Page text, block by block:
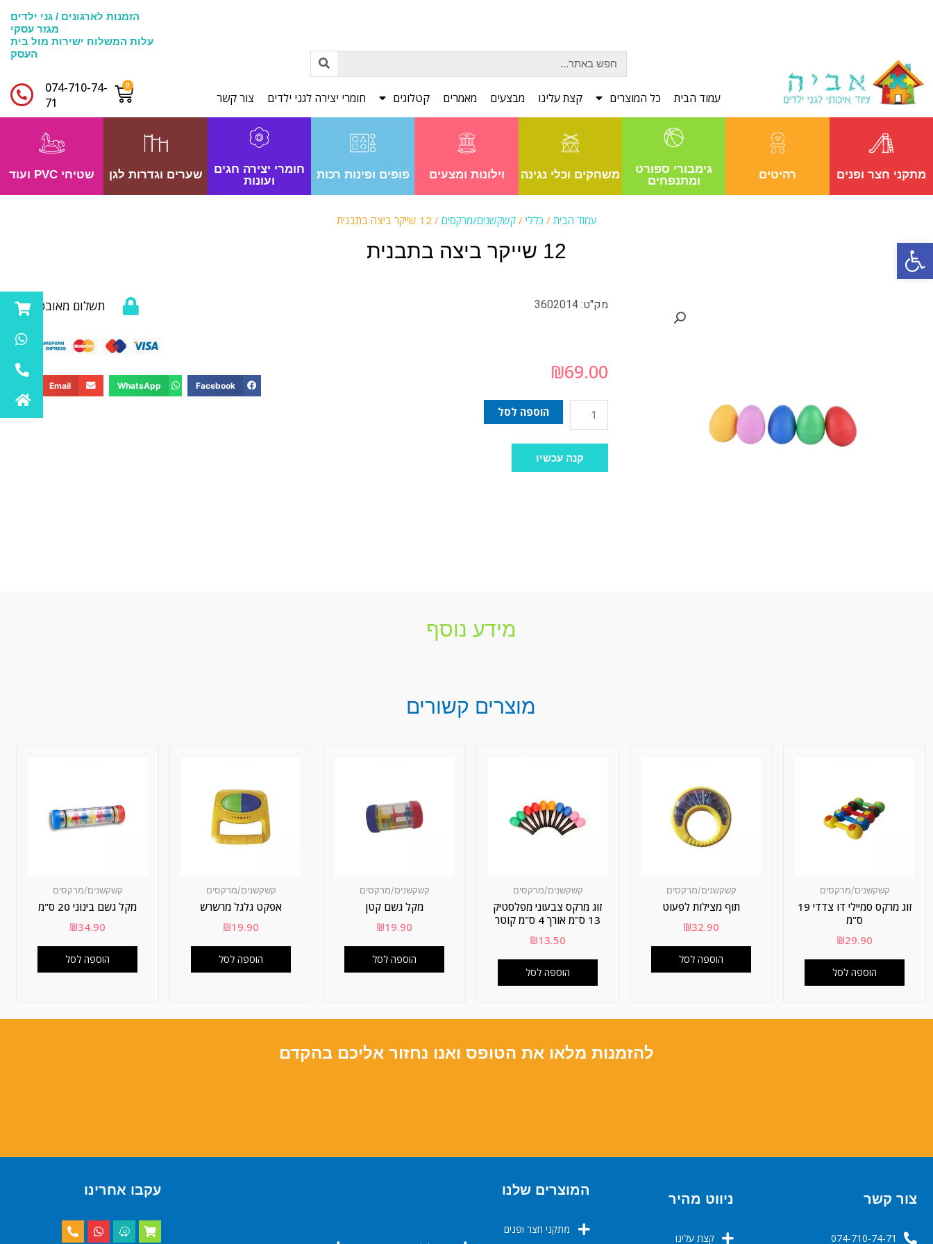
פתח סרגל נגישות
עמוד הבית כל המוצרים קצת עלינו מבצעים מאמרים קטלוגים חומרי יצירה לגני ילדים צור קשר
הזמנות לארגונים / גני ילדים
מגזר עסקי
עלות המשלוח ישירות מול בית
העסק
074-710-74-
71​
מתקני חצר ופנים רהיטים
גימבורי ספורט
ומתנפחים
משחקים וכלי נגינה וילונות ומצעים פופים ופינות רכות
חומרי יצירה חגים
ועונות
שערים וגדרות לגן שטיחי PVC ועוד
עמוד הבית / כללי /קשקשנים/מרקסים / 12 שייקר ביצה בתבנית
12 שייקר ביצה בתבנית
מק"ט: 3602014
₪69.00
הוספה לסל
קנה עכשיו
תשלום מאובטח
Facebook
WhatsApp
Email
מידע נוסף
מוצרים קשורים
קשקשנים/מרקסים
זוג מרקס סמיילי דו צדדי 19
ס"מ
₪29.90
הוספה לסל
קשקשנים/מרקסים
זוג מרקס צבעוני מפלסטיק
13 ס"מ אורך 4 ס"מ קוטר
₪13.50
הוספה לסל
קשקשנים/מרקסים
מקל גשם קטן
₪19.90
הוספה לסל
קשקשנים/מרקסים
מקל גשם בינוני 20 ס"מ
₪34.90
הוספה לסל
קשקשנים/מרקסים
תוף מצילות לפעוט
₪32.90
הוספה לסל
קשקשנים/מרקסים
אפקט גלגל מרשרש
₪19.90
הוספה לסל
להזמנות מלאו את הטופס ואנו נחזור אליכם בהקדם
צור קשר
074-710-74-71
ניווט מהיר
קצת עלינו
המוצרים שלנו
מתקני חצר ופנים
עקבו אחרינו